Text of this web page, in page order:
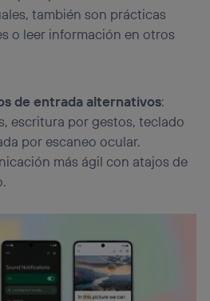
también son prácticas
o leer información en otros
de entrada alternativos:
escritura por gestos, teclado
por escaneo ocular.
más ágil con atajos de